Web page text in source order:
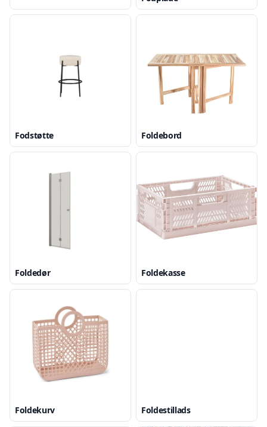
Fodstøtte Foldebord
Foldedør Foldekasse
Foldekurv Foldestillads